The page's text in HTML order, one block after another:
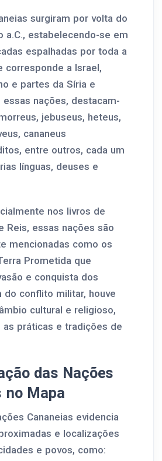
surgiram por volta do
a.C., estabelecendo-se em
espalhadas por toda a
corresponde a Israel,
e partes da Síria e
essas nações, destacam-
jebuseus, heteus,
cananeus
entre outros, cada um
línguas, deuses e
nos livros de
Reis, essas nações são
mencionadas como os
Prometida que
e conquista dos
do conflito militar, houve
cultural e religioso,
as práticas e tradições de
das Nações
no Mapa
Cananeias evidencia
e localizações
e povos, como: